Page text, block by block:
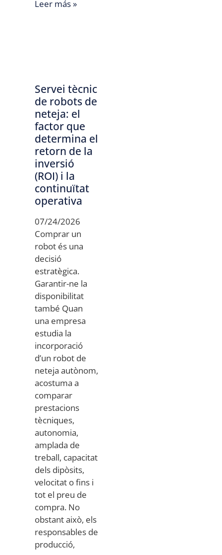
Leer más »
Servei tècnic
de robots de
neteja: el
factor que
determina el
retorn de la
inversió
(ROI) i la
continuïtat
operativa
07/24/2026
Comprar un
robot és una
decisió
estratègica.
Garantir-ne la
disponibilitat
també Quan
una empresa
estudia la
incorporació
d’un robot de
neteja autònom,
acostuma a
comparar
prestacions
tècniques,
autonomia,
amplada de
treball, capacitat
dels dipòsits,
velocitat o fins i
tot el preu de
compra. No
obstant això, els
responsables de
producció,